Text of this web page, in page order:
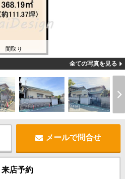
間取り
全ての写真を見る
メールで問合せ
来店予約